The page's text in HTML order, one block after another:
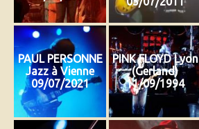
PAUL PERSONNE
Jazz à Vienne
09/07/2021
PINK FLOYD Lyon
(Gerland)
11/09/1994